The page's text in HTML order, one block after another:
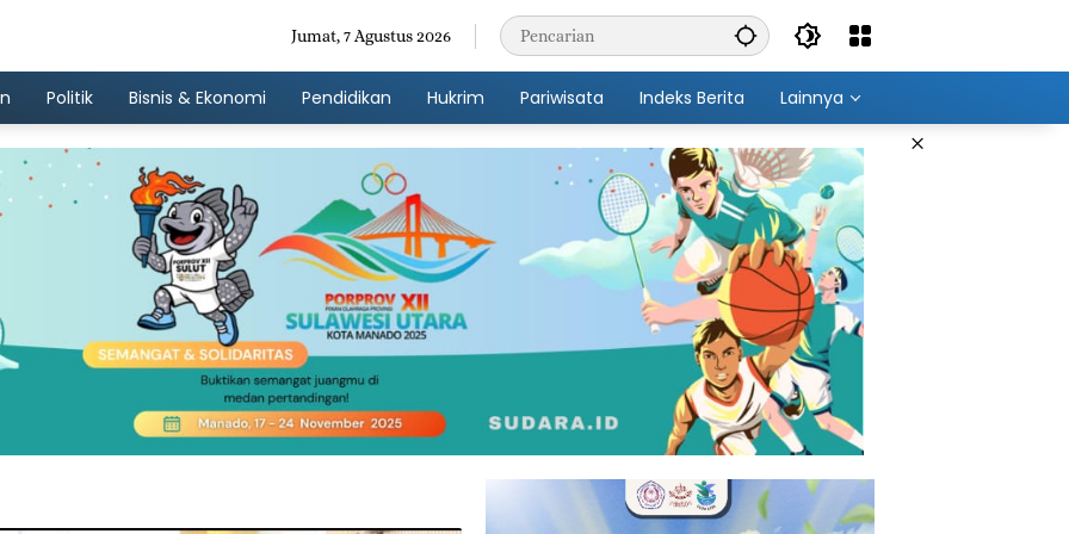
Jumat, 7 Agustus 2026
Politik Bisnis & Ekonomi Pendidikan Hukrim Pariwisata Indeks Berita Lainnya
×